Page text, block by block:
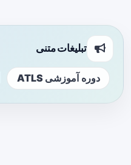
تبلیغات متنی
دوره آموزشی ATLS